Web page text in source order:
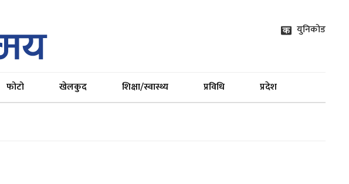
युनिकोड
फोटो खेलकुद शिक्षा/स्वास्थ्य प्रविधि प्रदेश